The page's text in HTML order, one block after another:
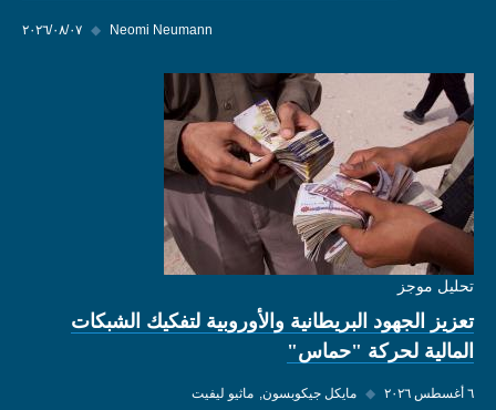
٠٧‏/٠٨‏/٢٠٢٦ ◆ Neomi Neumann
تحليل موجز
تعزيز الجهود البريطانية والأوروبية لتفكيك الشبكات
المالية لحركة "حماس"
٦ أغسطس ٢٠٢٦ ◆ مايكل جيكوبسون ماثيو ليفيت